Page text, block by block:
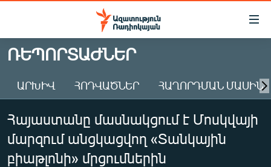
Մատչելիության
Անցնել
հիմնական
Անցնել
հիմնական
մենյուին
Որոնում
ԱԶԱՏՈՒԹՅՈՒՆ TV
ՀԱՅԱՍՏԱՆ
ԸՆՏՐՈՒԹՅՈՒՆՆԵՐ 2026
ԻՐԱՎՈՒՆՔ
ՌԵՊՈՐՏԱԺՆԵՐ
ԱՐԽԻՎ ՀՈԴՎԱԾՆԵՐ ՀԱՂՈՐԴՄԱՆ ՄԱՍԻՆ
Հայաստանը մասնակցում է Մոսկվայի
մարզում անցկացվող «Տանկային
բիաթլոնի» մրցումներին